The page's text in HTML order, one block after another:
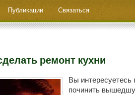
Публикации Связаться
ремонт кухни
Вы интересуетесь
починить